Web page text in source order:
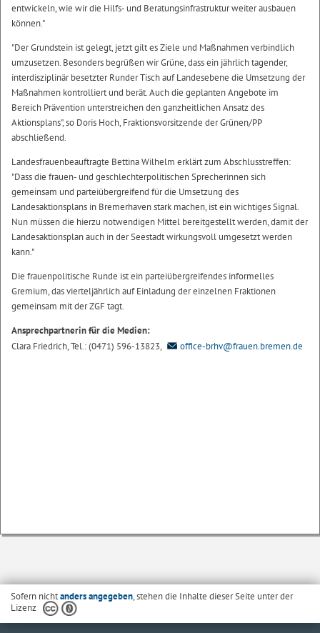
entwickeln, wie wir die Hilfs- und Beratungsinfrastruktur weiter ausbauen
können."
"Der Grundstein ist gelegt, jetzt gilt es Ziele und Maßnahmen verbindlich
umzusetzen. Besonders begrüßen wir Grüne, dass ein jährlich tagender,
interdisziplinär besetzter Runder Tisch auf Landesebene die Umsetzung der
Maßnahmen kontrolliert und berät. Auch die geplanten Angebote im
Bereich Prävention unterstreichen den ganzheitlichen Ansatz des
Aktionsplans", so Doris Hoch, Fraktionsvorsitzende der Grünen/PP
abschließend.
Landesfrauenbeauftragte Bettina Wilhelm erklärt zum Abschlusstreffen:
"Dass die frauen- und geschlechterpolitischen Sprecherinnen sich
gemeinsam und parteiübergreifend für die Umsetzung des
Landesaktionsplans in Bremerhaven stark machen, ist ein wichtiges Signal.
Nun müssen die hierzu notwendigen Mittel bereitgestellt werden, damit der
Landesaktionsplan auch in der Seestadt wirkungsvoll umgesetzt werden
kann."
Die frauenpolitische Runde ist ein parteiübergreifendes informelles
Gremium, das vierteljährlich auf Einladung der einzelnen Fraktionen
gemeinsam mit der ZGF tagt.
Ansprechpartnerin für die Medien:
Clara Friedrich, Tel.: (0471) 596-13823,
office-brhv@frauen.bremen.de
Sofern nichtanders angegeben, stehen die Inhalte dieser Seite unter der
Lizenz